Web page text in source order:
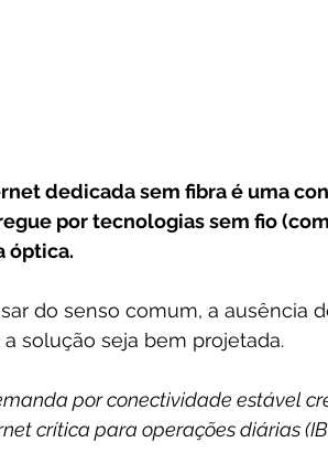
dedicada sem fibra é uma
por tecnologias sem fio
óptica.
do senso comum, a ausência
solução seja bem projetada.
por conectividade estável
crítica para operações diárias